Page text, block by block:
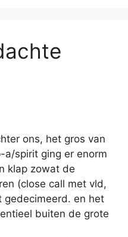
ons, het gros van
a/spirit ging er enorm
klap zowat de
(close call met vld,
gedecimeerd. en het
buiten de grote